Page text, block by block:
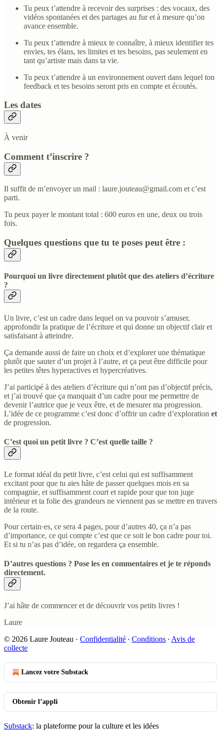
Tu peux t’attendre à recevoir des surprises : des vocaux, des
vidéos spontanées et des partages au fur et à mesure qu’on
avance ensemble.
Tu peux t’attendre à mieux te connaître, à mieux identifier tes
envies, tes élans, tes limites et tes besoins, pas seulement en
tant qu’artiste mais dans ta vie.
Tu peux t’attendre à un environnement ouvert dans lequel ton
feedback et tes besoins seront pris en compte et écoutés.
Les dates
À venir
Comment t’inscrire ?
Il suffit de m’envoyer un mail : laure.jouteau@gmail.com et c’est
parti.
Tu peux payer le montant total : 600 euros en une, deux ou trois
fois.
Quelques questions que tu te poses peut être :
Pourquoi un livre directement plutôt que des ateliers d’écriture
?
Un livre, c’est un cadre dans lequel on va pouvoir s’amuser,
approfondir la pratique de l’écriture et qui donne un objectif clair et
satisfaisant à atteindre.
Ça demande aussi de faire un choix et d’explorer une thématique
plutôt que sauter d’un projet à l’autre, et ça peut être difficile pour
les petites têtes hyperactives et hypercréatives.
J’ai participé à des ateliers d’écriture qui n’ont pas d’objectif précis,
et j’ai trouvé que ça manquait d’un cadre pour me permettre de
devenir l’autrice que je veux être, et de mesurer ma progression.
L’idée de ce programme c’est donc d’offrir un cadre d’exploration et
de progression.
C’est quoi un petit livre ? C’est quelle taille ?
Le format idéal du petit livre, c’est celui qui est suffisamment
excitant pour que tu aies hâte de passer quelques mois en sa
compagnie, et suffisamment court et rapide pour que ton juge
intérieur et ta folie des grandeurs ne viennent pas se mettre en travers
de la route.
Pour certain·es, ce sera 4 pages, pour d’autres 40, ça n’a pas
d’importance, ce qui compte c’est que ce soit le bon cadre pour toi.
Et si tu n’as pas d’idée, on regardera ça ensemble.
D’autres questions ? Pose les en commentaires et je te réponds
directement.
J’ai hâte de commencer et de découvrir vos petits livres !
Laure
© 2026 Laure Jouteau · Confidentialité ∙ Conditions ∙ Avis de
collecte
Lancez votre Substack
Obtenir l’appli
Substack: la plateforme pour la culture et les idées